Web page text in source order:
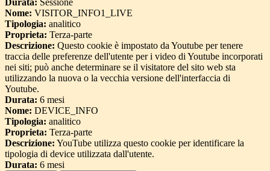
Durata: Sessione
Nome: VISITOR_INFO1_LIVE
Tipologia: analitico
Proprieta: Terza-parte
Descrizione: Questo cookie è impostato da Youtube per tenere
traccia delle preferenze dell'utente per i video di Youtube incorporati
nei siti; può anche determinare se il visitatore del sito web sta
utilizzando la nuova o la vecchia versione dell'interfaccia di
Youtube.
Durata: 6 mesi
Nome: DEVICE_INFO
Tipologia: analitico
Proprieta: Terza-parte
Descrizione: YouTube utilizza questo cookie per identificare la
tipologia di device utilizzata dall'utente.
Durata: 6 mesi